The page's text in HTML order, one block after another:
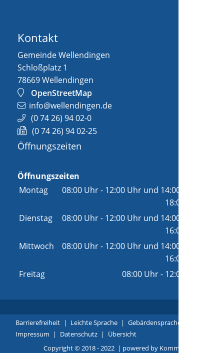
Kontakt
Gemeinde Wellendingen
Schloßplatz 1
78669Wellendingen
OpenStreetMap
info@wellendingen.de
(07426) 9402-0
(07426) 9402-25
Öffnungszeiten
Öffnungszeiten
Montag
08:00 Uhr- 12:00 Uhr und 14:00 Uhr
18:00 Uhr
Dienstag
08:00 Uhr- 12:00 Uhr und 14:00 Uhr
16:00 Uhr
Mittwoch
08:00 Uhr- 12:00 Uhr und 14:00 Uhr
16:00 Uhr
Freitag
08:00 Uhr- 12:00 Uhr
Barrierefreiheit | Leichte Sprache | Gebärdensprache
Impressum
| Datenschutz |
Übersicht
Copyright © 2018 - 2022 | powered by Komm.ONE